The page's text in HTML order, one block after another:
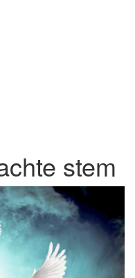
stem